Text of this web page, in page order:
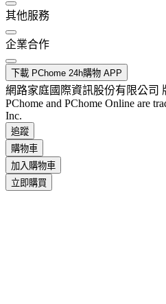
其他服務
企業合作
下載 PChome 24h購物 APP
網路家庭國際資訊股份有限公司
PChome and PChome Online are
Inc.
追蹤
購物車
加入購物車
立即購買